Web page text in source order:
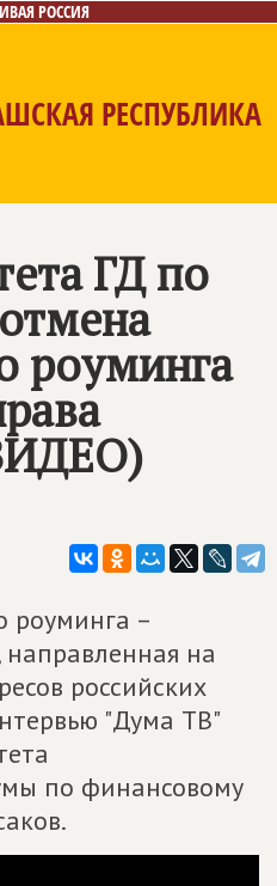
РОССИЯ
РЕСПУБЛИКА
ГД по
роуминга
роуминга –
на
российских
"Дума ТВ"
по финансовому